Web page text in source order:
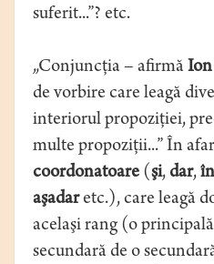
suferit...”? etc.
„Conjuncţia – afirmă
de vorbire care leagă
interiorul propoziţiei,
multe propoziţii...” În
coordonatoare (şi, dar,
aşadaretc.), care leagă
acelaşi rang (o
secundară de o